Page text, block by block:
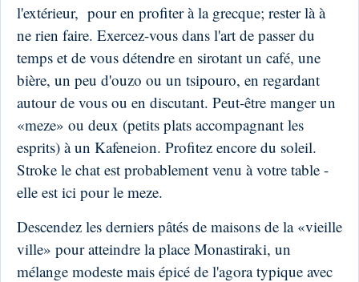
l'extérieur, pour en profiter à la grecque; rester là à
ne rien faire. Exercez-vous dans l'art de passer du
temps et de vous détendre en sirotant un café, une
bière, un peu d'ouzo ou un tsipouro, en regardant
autour de vous ou en discutant. Peut-être manger un
«meze» ou deux (petits plats accompagnant les
esprits) à un Kafeneion. Profitez encore du soleil.
Stroke le chat est probablement venu à votre table -
elle est ici pour le meze.
Descendez les derniers pâtés de maisons de la «vieille
ville» pour atteindre la place Monastiraki, un
mélange modeste mais épicé de l'agora typique avec